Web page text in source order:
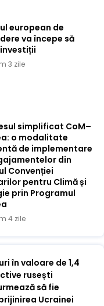
european de
va începe să
3 zile
simplificat CoM–
o modalitate
de implementare
din
Convenției
pentru Climă și
prin Programul
4 zile
în valoare de 1,4
rusești
să fie
Ucrainei